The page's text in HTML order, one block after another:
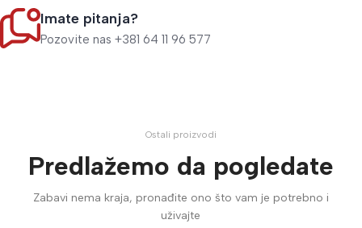
Imate pitanja?
Pozovite nas +381 64 11 96 577
Ostali proizvodi
Predlažemo da pogledate
Zabavi nema kraja, pronađite ono što vam je potrebno i
uživajte